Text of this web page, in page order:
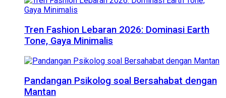
Tren Fashion Lebaran 2026: Dominasi Earth
Tone, Gaya Minimalis
Pandangan Psikolog soal Bersahabat dengan
Mantan